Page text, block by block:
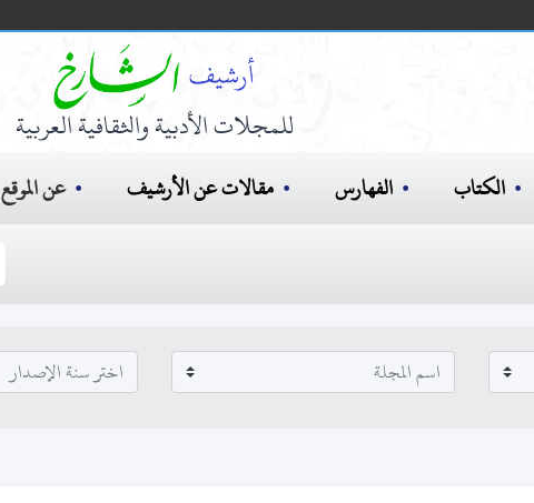
للمجلات الأدبية والثقافية العربية
الكتاب الفهارس مقالات عن الأرشيف عن الموقع